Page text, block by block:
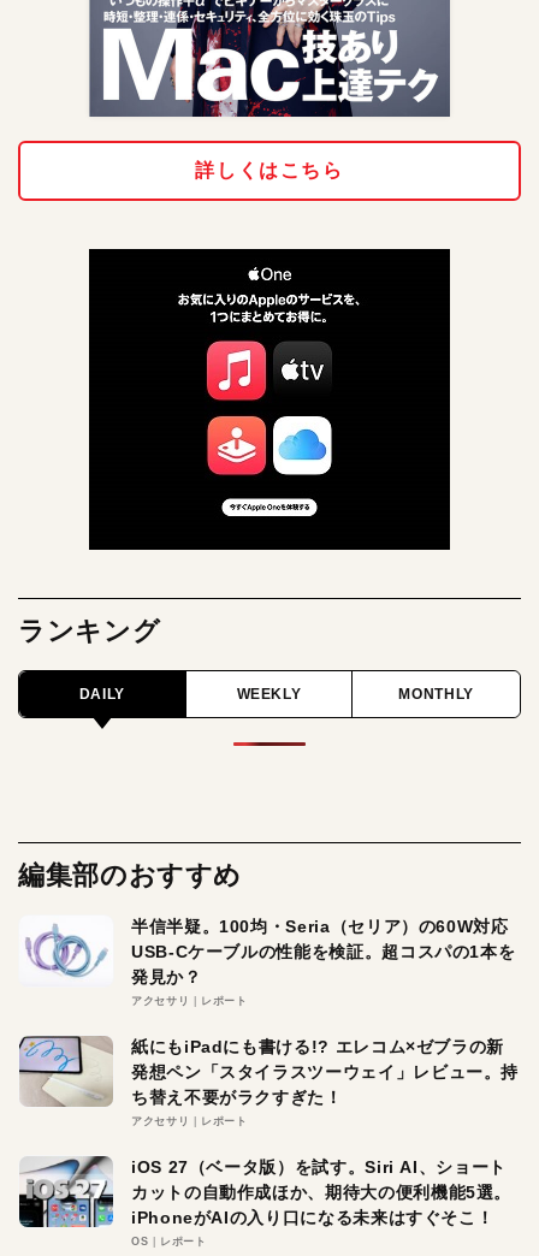
詳しくはこちら
ランキング
DAILY WEEKLY MONTHLY
編集部のおすすめ
半信半疑。100均・Seria（セリア）の60W対応
USB-Cケーブルの性能を検証。超コスパの1本を
発見か？
アクセサリ レポート
紙にもiPadにも書ける!? エレコム×ゼブラの新
発想ペン「スタイラスツーウェイ」レビュー。持
ち替え不要がラクすぎた！
アクセサリ レポート
iOS 27（ベータ版）を試す。Siri AI、ショート
カットの自動作成ほか、期待大の便利機能5選。
iPhoneがAIの入り口になる未来はすぐそこ！
OS レポート